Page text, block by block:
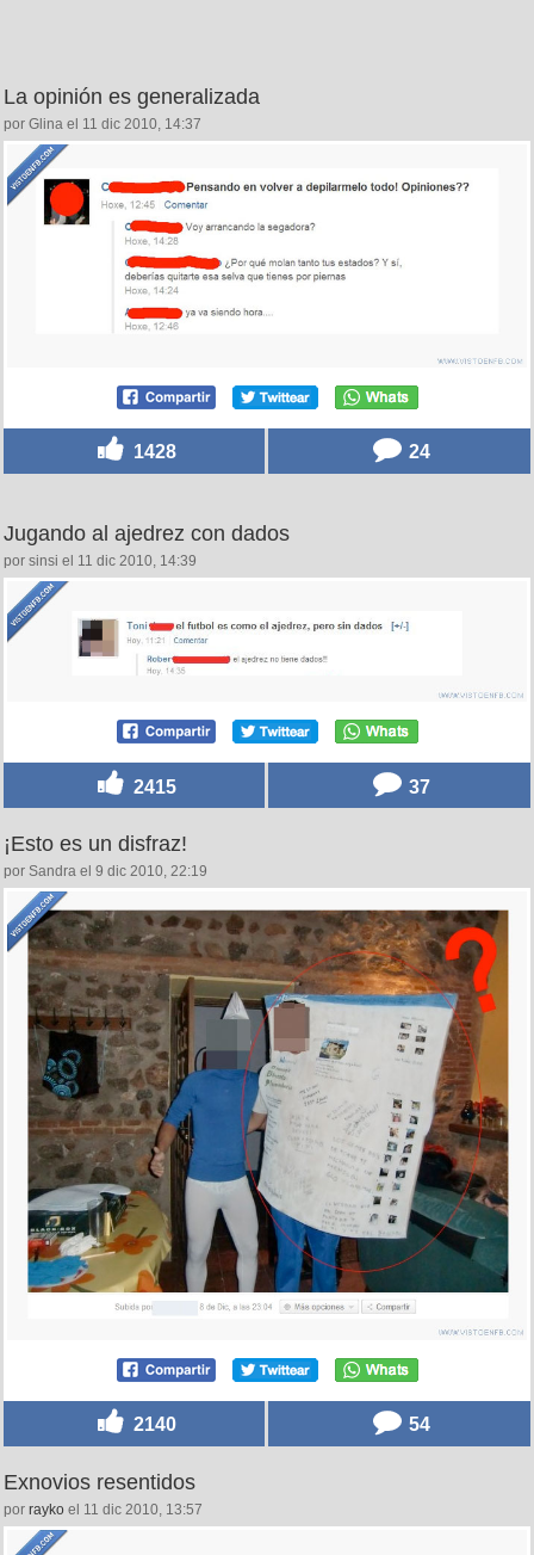
La opinión es generalizada
por Glina el 11 dic 2010, 14:37
1428 24
Jugando al ajedrez con dados
por sinsi el 11 dic 2010, 14:39
2415 37
¡Esto es un disfraz!
por Sandra el 9 dic 2010, 22:19
2140 54
Exnovios resentidos
por rayko el 11 dic 2010, 13:57